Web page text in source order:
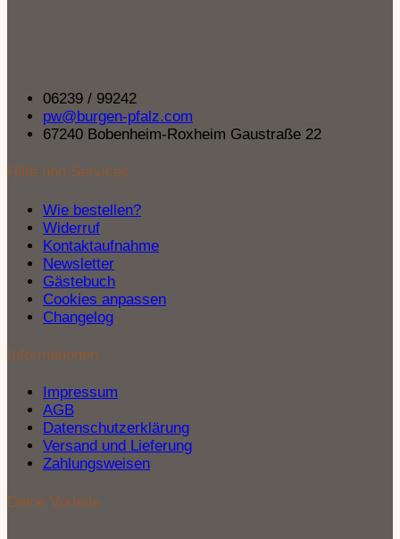
06239 / 99242
pw@burgen-pfalz.com
67240 Bobenheim-Roxheim Gaustraße 22
Hilfe und Services
Wie bestellen?
Widerruf
Kontaktaufnahme
Newsletter
Gästebuch
Cookies anpassen
Changelog
Informationen
Impressum
AGB
Datenschutzerklärung
Versand und Lieferung
Zahlungsweisen
Deine Vorteile